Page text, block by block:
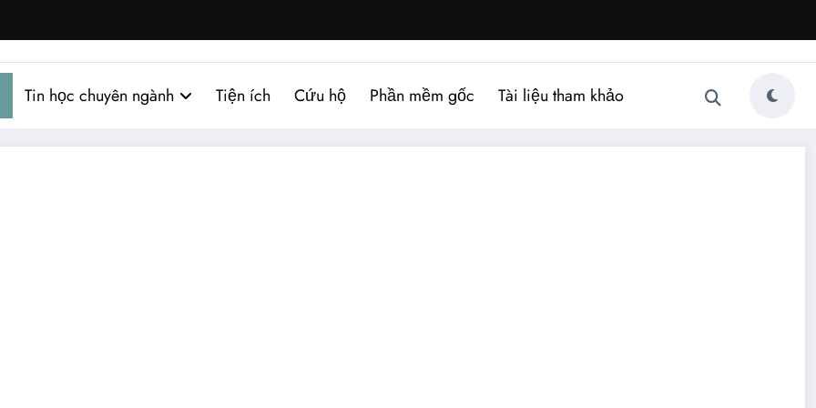
Tin học chuyên ngành Tiện ích Cứu hộ Phần mềm gốc Tài liệu tham khảo